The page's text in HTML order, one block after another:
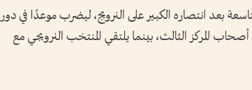
بعد انتصاره الكبير على النرويج، ليضرب موعدًا في دور
أصحاب المركز الثالث، بينما يلتقي المنتخب النرويجي مع